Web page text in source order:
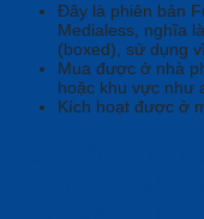
Đây là phiên bản
Medialess, nghĩa
(boxed), sử dụng
Mua được ở nhà
hoặc khu vực như
Kích hoạt được ở